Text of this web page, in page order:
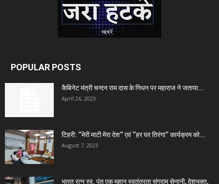
POPULAR POSTS
कैबिनेट मंत्री चन्दन राम दास के निधन पर महाराज ने जताया...
April 26, 2023
टिहरी: ‘‘मेरी माटी मेरा देश‘‘ एवं ‘‘हर घर तिरंगा‘‘ कार्यक्रम को...
August 7, 2023
भारत रत्न स्व. पंत एक महान स्वतंत्रता संग्राम सेनानी, देशभक्त,